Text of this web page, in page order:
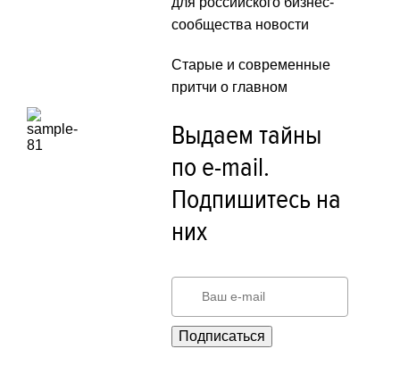
сообщества новости
Старые и современные
притчи о главном
Выдаем тайны
по e-mail.
Подпишитесь на
них
Подписаться